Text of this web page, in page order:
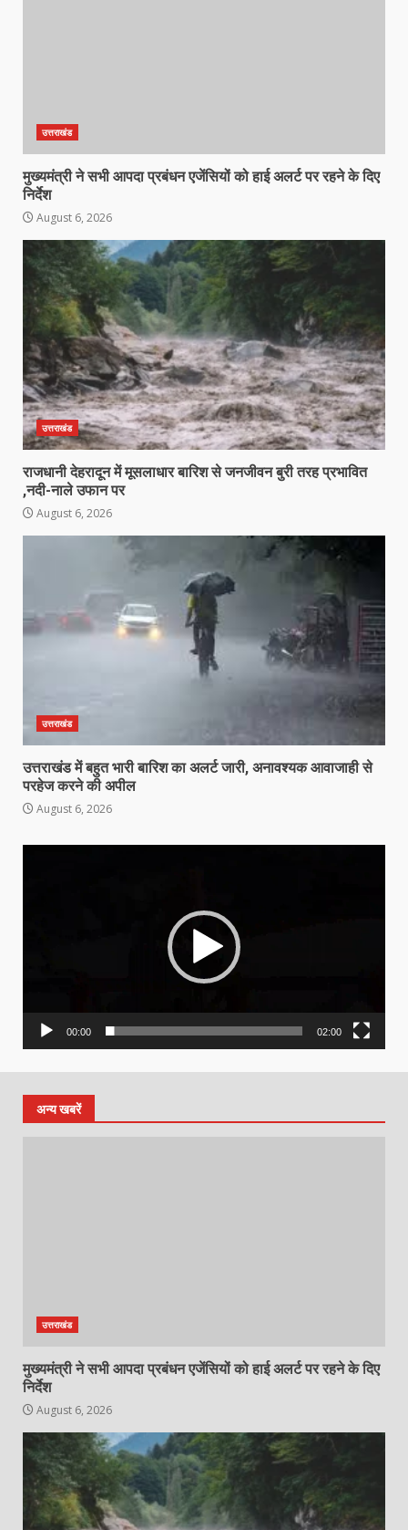
उत्तराखंड
मुख्यमंत्री ने सभी आपदा प्रबंधन एजेंसियों को हाई अलर्ट पर रहने के दिए
निर्देश
August 6, 2026
उत्तराखंड
राजधानी देहरादून में मूसलाधार बारिश से जनजीवन बुरी तरह प्रभावित
,नदी-नाले उफान पर
August 6, 2026
उत्तराखंड
उत्तराखंड में बहुत भारी बारिश का अलर्ट जारी, अनावश्यक आवाजाही से
परहेज करने की अपील
August 6, 2026
00:00 02:00
अन्य खबरें
उत्तराखंड
मुख्यमंत्री ने सभी आपदा प्रबंधन एजेंसियों को हाई अलर्ट पर रहने के दिए
निर्देश
August 6, 2026